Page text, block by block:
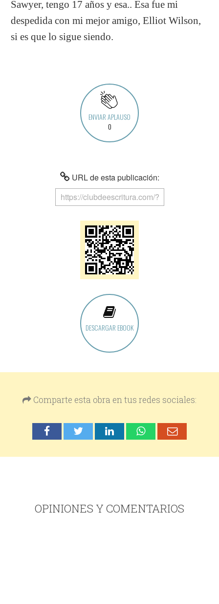
Sawyer, tengo 17 años y esa.. Esa fue mi
despedida con mi mejor amigo, Elliot Wilson,
si es que lo sigue siendo.
ENVIAR APLAUSO
0
URL de esta publicación:
DESCARGAR EBOOK
Comparte esta obra en tus redes sociales:
OPINIONES Y COMENTARIOS